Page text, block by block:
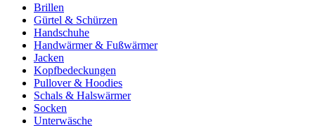
Brillen
Gürtel & Schürzen
Handschuhe
Handwärmer & Fußwärmer
Jacken
Kopfbedeckungen
Pullover & Hoodies
Schals & Halswärmer
Socken
Unterwäsche